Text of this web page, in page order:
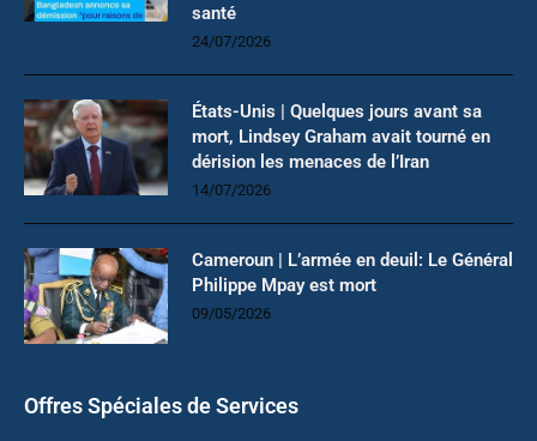
santé
24/07/2026
États-Unis | Quelques jours avant sa
mort, Lindsey Graham avait tourné en
dérision les menaces de l’Iran
14/07/2026
Cameroun | L’armée en deuil: Le Général
Philippe Mpay est mort
09/05/2026
Offres Spéciales de Services